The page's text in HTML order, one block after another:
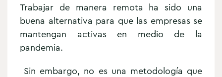
Trabajar de manera remota ha sido una
buena alternativa para que las empresas se
mantengan activas en medio de la
pandemia.
Sin embargo, no es una metodología que